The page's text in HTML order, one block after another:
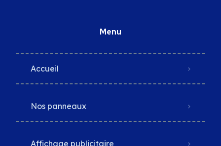
Menu
Accueil
Nos panneaux
Affichage publicitaire